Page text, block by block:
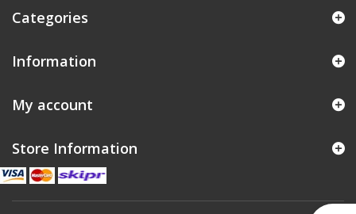
Categories
Information
My account
Store Information